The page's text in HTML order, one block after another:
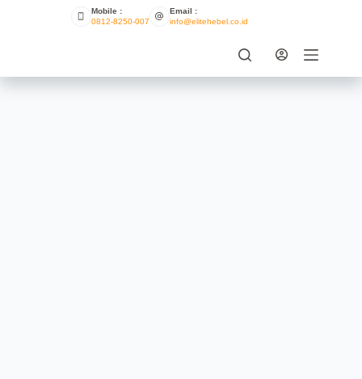
Mobile :
0812-8250-007
Email :
info@elitehebel.co.id